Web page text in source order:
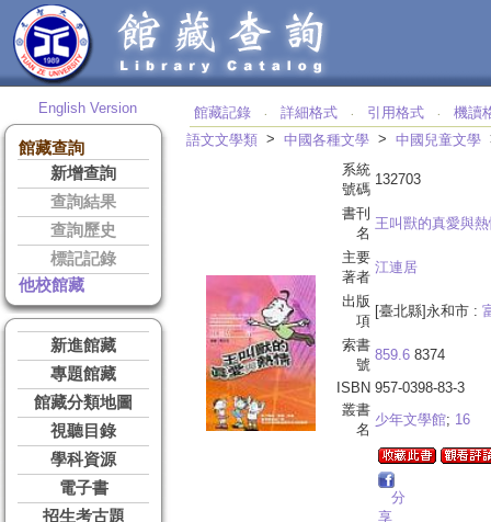
English Version
館藏查詢
新增查詢
查詢結果
查詢歷史
標記記錄
他校館藏
新進館藏
專題館藏
館藏分類地圖
視聽目錄
學科資源
電子書
招生考古題
館藏記錄 ‧ 詳細格式 ‧ 引用格式 ‧
機讀
語文文學類 > 中國各種文學 > 中國兒童文學
系統
號碼
132703
書刊
名
王叫獸的真愛與
主要
著者
江連居
出版
項
[臺北縣]永和市 :
索書
號
859.6 8374
ISBN 957-0398-83-3
叢書
名
少年文學館; 16
分
享